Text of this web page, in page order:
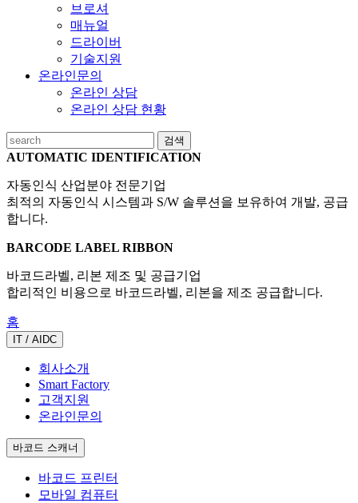
브로셔
매뉴얼
드라이버
기술지원
온라인문의
온라인 상담
온라인 상담 현황
검색
AUTOMATIC IDENTIFICATION
자동인식 산업분야 전문기업
최적의 자동인식 시스템과 S/W 솔루션을 보유하여 개발, 공급
합니다.
BARCODE LABEL RIBBON
바코드라벨, 리본 제조 및 공급기업
합리적인 비용으로 바코드라벨, 리본을 제조 공급합니다.
홈
IT / AIDC
회사소개
Smart Factory
고객지원
온라인문의
바코드 스캐너
바코드 프린터
모바일 컴퓨터